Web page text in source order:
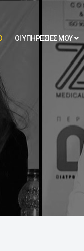
ΟΙ ΥΠΗΡΕΣΙΕΣ ΜΟΥ